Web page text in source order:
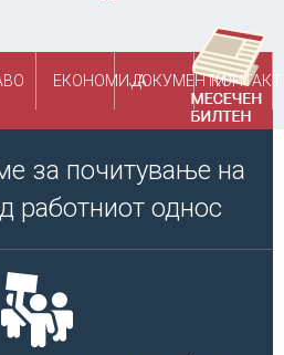
ЕКОНОМИЈАДОКУМЕНТИКОНТАКТ
за почитување на
работниот однос